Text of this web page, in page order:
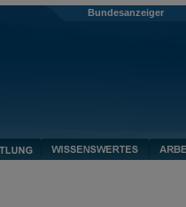
Bundesanzeiger